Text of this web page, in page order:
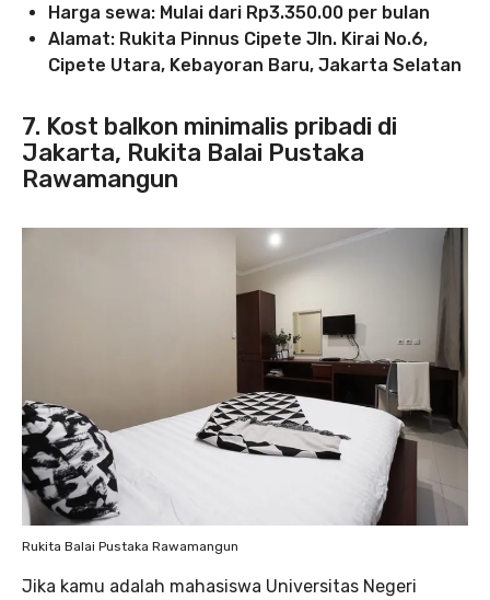
Harga sewa: Mulai dari Rp3.350.00 per bulan
Alamat: Rukita Pinnus Cipete Jln. Kirai No.6,
Cipete Utara, Kebayoran Baru, Jakarta Selatan
7. Kost balkon minimalis pribadi di
Jakarta, Rukita Balai Pustaka
Rawamangun
Rukita Balai Pustaka Rawamangun
Jika kamu adalah mahasiswa Universitas Negeri